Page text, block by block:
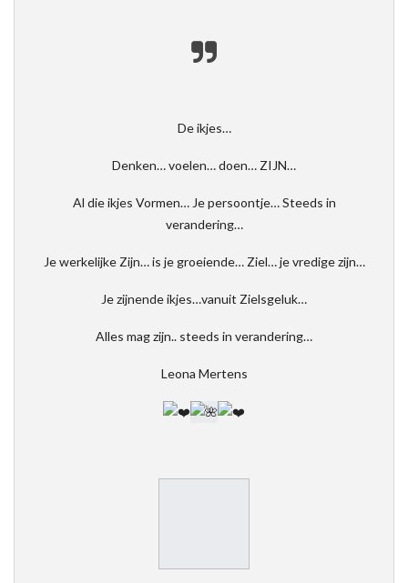
De ikjes…
Denken… voelen… doen… ZIJN…
Al die ikjes Vormen… Je persoontje… Steeds in
verandering…
Je werkelijke Zijn… is je groeiende… Ziel… je vredige zijn…
Je zijnende ikjes…vanuit Zielsgeluk…
Alles mag zijn.. steeds in verandering…
Leona Mertens